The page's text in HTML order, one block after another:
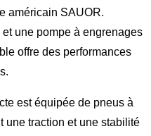
américain SAUOR.
une pompe à engrenages
offre des performances
est équipée de pneus à
une traction et une stabilité